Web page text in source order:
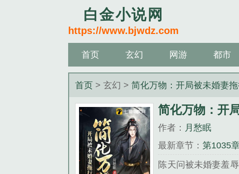
白金小说网
https://www.bjwdz.com
首页 玄幻 网游 都市
首页 > 玄幻 >简化万物：开局被未婚妻
简化万物：开
作者： 月愁眠
最新章节：第1035
陈天问被未婚妻羞